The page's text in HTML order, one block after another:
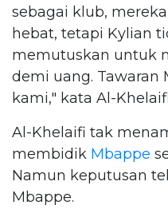
sebagai klub,
hebat, tetapi Kylian
memutuskan untuk
demi uang. Tawaran
kami," kata Al-
Al-Khelaifi tak
membidik Mbappe
Namun keputusan
Mbappe.